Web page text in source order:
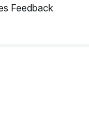
pro
Feedback